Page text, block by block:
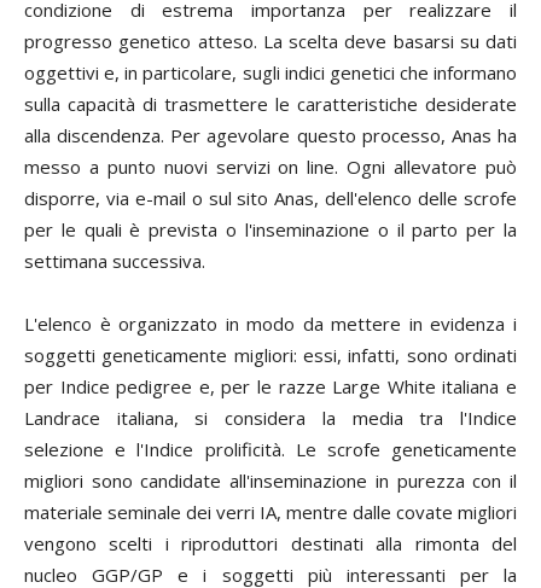
condizione di estrema importanza per realizzare il
progresso genetico atteso. La scelta deve basarsi su dati
oggettivi e, in particolare, sugli indici genetici che informano
sulla capacità di trasmettere le caratteristiche desiderate
alla discendenza. Per agevolare questo processo, Anas ha
messo a punto nuovi servizi on line. Ogni allevatore può
disporre, via e-mail o sul sito Anas, dell'elenco delle scrofe
per le quali è prevista o l'inseminazione o il parto per la
settimana successiva.
L'elenco è organizzato in modo da mettere in evidenza i
soggetti geneticamente migliori: essi, infatti, sono ordinati
per Indice pedigree e, per le razze Large White italiana e
Landrace italiana, si considera la media tra l'Indice
selezione e l'Indice prolificità. Le scrofe geneticamente
migliori sono candidate all'inseminazione in purezza con il
materiale seminale dei verri IA, mentre dalle covate migliori
vengono scelti i riproduttori destinati alla rimonta del
nucleo GGP/GP e i soggetti più interessanti per la